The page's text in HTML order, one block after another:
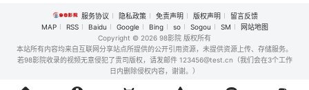
服务协议 隐私政策 免责声明 版权声明
留言反馈
MAP
RSS Baidu Google Bing so Sogou SM
网站地图
Copyright © 2026 98影院 版权所有
本站所有内容均来自互联网分享站点所提供的公开引用资源，未提供资源上传、存储服务。
若98影院收录的视频无意侵犯了贵司版权，请发邮件 123456@test.cn（我们会在3个工作
日内删除侵权内容，谢谢。）